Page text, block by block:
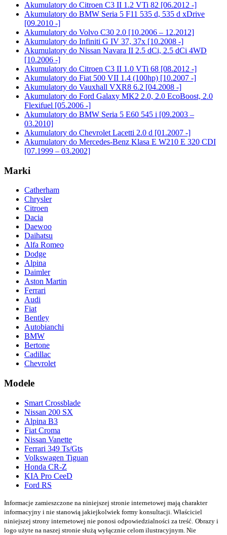
Akumulatory do Citroen C3 II 1.2 VTi 82 [06.2012 -]
Akumulatory do BMW Seria 5 F11 535 d, 535 d xDrive
[09.2010 -]
Akumulatory do Volvo C30 2.0 [10.2006 – 12.2012]
Akumulatory do Infiniti G IV 37, 37x [10.2008 -]
Akumulatory do Nissan Navara II 2.5 dCi, 2.5 dCi 4WD
[10.2006 -]
Akumulatory do Citroen C3 II 1.0 VTi 68 [08.2012 -]
Akumulatory do Fiat 500 VII 1.4 (100hp) [10.2007 -]
Akumulatory do Vauxhall VXR8 6.2 [04.2008 -]
Akumulatory do Ford Galaxy MK2 2.0, 2.0 EcoBoost, 2.0
Flexifuel [05.2006 -]
Akumulatory do BMW Seria 5 E60 545 i [09.2003 –
03.2010]
Akumulatory do Chevrolet Lacetti 2.0 d [01.2007 -]
Akumulatory do Mercedes-Benz Klasa E W210 E 320 CDI
[07.1999 – 03.2002]
Marki
Catherham
Chrysler
Citroen
Dacia
Daewoo
Daihatsu
Alfa Romeo
Dodge
Alpina
Daimler
Aston Martin
Ferrari
Audi
Fiat
Bentley
Autobianchi
BMW
Bertone
Cadillac
Chevrolet
Modele
Smart Crossblade
Nissan 200 SX
Alpina B3
Fiat Croma
Nissan Vanette
Ferrari 349 Ts/Gts
Volkswagen Tiguan
Honda CR-Z
KIA Pro CeeD
Ford RS
Informacje zamieszczone na niniejszej stronie internetowej mają charakter
informacyjny i nie stanowią jakiejkolwiek formy konsultacji. Właściciel
niniejszej strony internetowej nie ponosi odpowiedzialności za treść. Obrazy i
logo użyte na naszej stronie służą wyłącznie celom ilustracyjnym. Nie